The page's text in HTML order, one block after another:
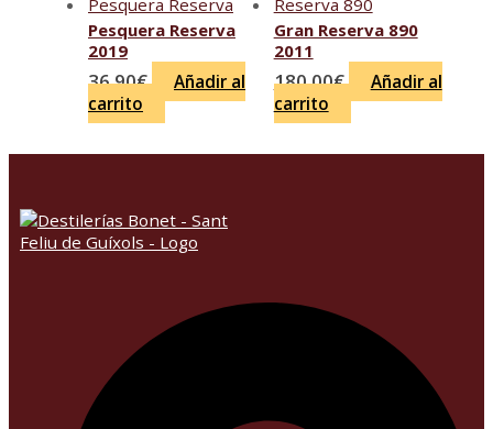
Pesquera Reserva
2019
36.90€
Añadir al
carrito
Gran Reserva 890
2011
180.00€
Añadir al
carrito